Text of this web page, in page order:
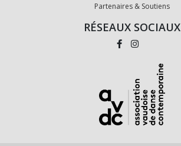
Partenaires & Soutiens
RÉSEAUX SOCIAUX